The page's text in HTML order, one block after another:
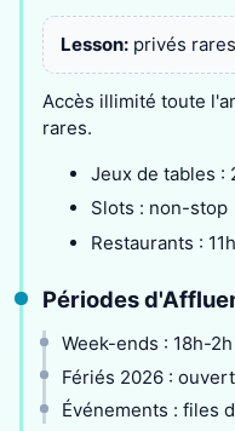
Lesson:privés
Accès illimité toute
rares.
Jeux de tables :
Slots : non-stop
Restaurants :
Périodes
Week-ends : 18h-
Fériés 2026 :
Événements : files